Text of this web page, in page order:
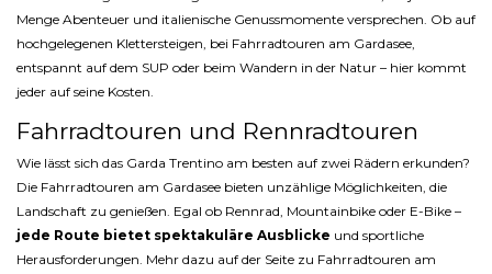
Menge Abenteuer und italienische Genussmomente versprechen. Ob auf
hochgelegenen Klettersteigen, bei Fahrradtouren am Gardasee,
entspannt auf dem SUP oder beim Wandern in der Natur – hier kommt
jeder auf seine Kosten.
Fahrradtouren und Rennradtouren
Wie lässt sich das Garda Trentino am besten auf zwei Rädern erkunden?
Die Fahrradtouren am Gardasee bieten unzählige Möglichkeiten, die
Landschaft zu genießen. Egal ob Rennrad, Mountainbike oder E-Bike –
jede Route bietet spektakuläre Ausblicke und sportliche
Herausforderungen. Mehr dazu auf der Seite zu Fahrradtouren am